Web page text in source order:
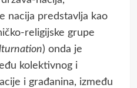
nacija predstavlja kao
religijske grupe
) onda je
kolektivnog i
i građanina, između